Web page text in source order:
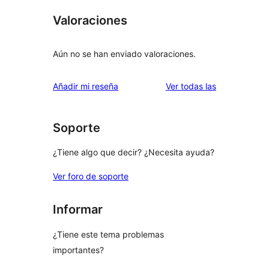
Valoraciones
Aún no se han enviado valoraciones.
Añadir mi reseña Ver todas lasvaloraciones
Soporte
¿Tiene algo que decir? ¿Necesita ayuda?
Ver foro de soporte
Informar
¿Tiene este tema problemas
importantes?